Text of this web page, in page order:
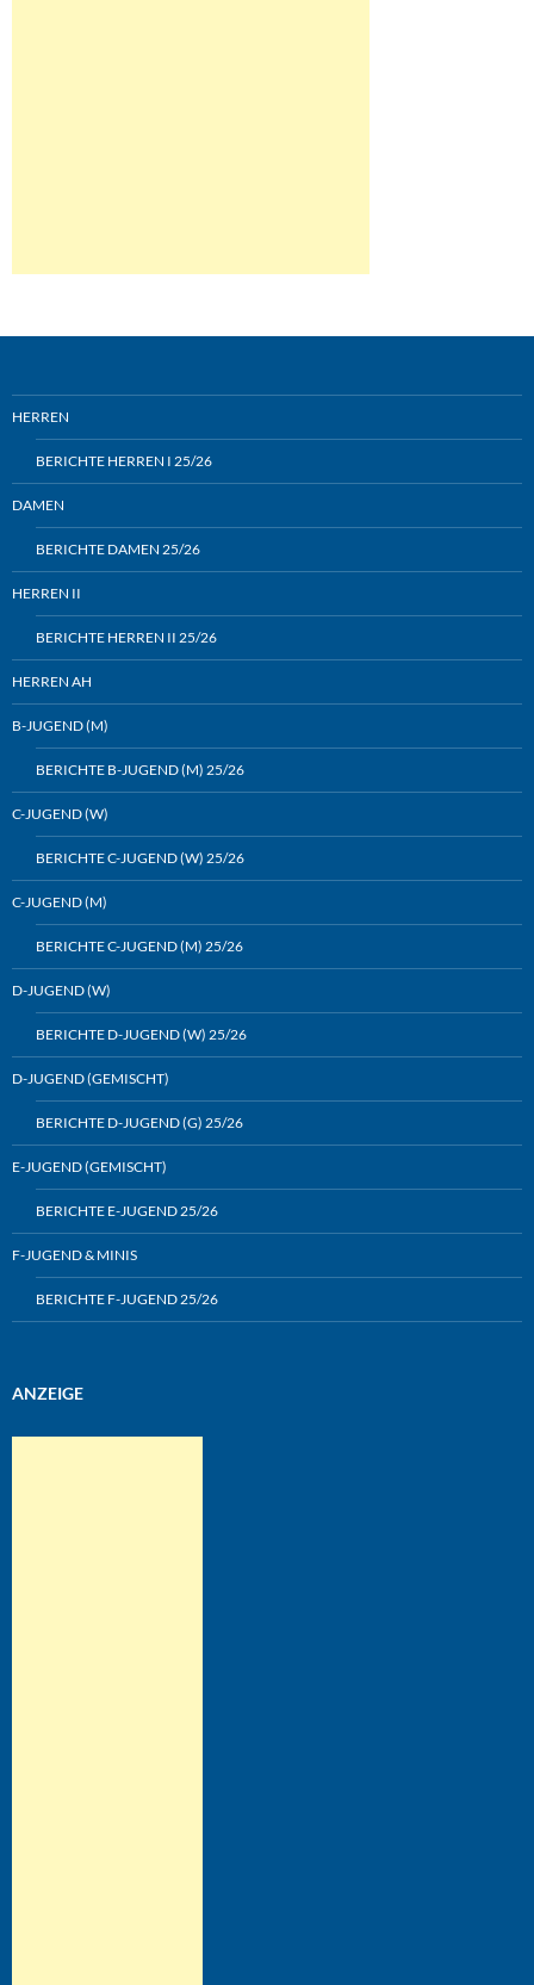
HERREN
BERICHTE HERREN I 25/26
DAMEN
BERICHTE DAMEN 25/26
HERREN II
BERICHTE HERREN II 25/26
HERREN AH
B-JUGEND (M)
BERICHTE B-JUGEND (M) 25/26
C-JUGEND (W)
BERICHTE C-JUGEND (W) 25/26
C-JUGEND (M)
BERICHTE C-JUGEND (M) 25/26
D-JUGEND (W)
BERICHTE D-JUGEND (W) 25/26
D-JUGEND (GEMISCHT)
BERICHTE D-JUGEND (G) 25/26
E-JUGEND (GEMISCHT)
BERICHTE E-JUGEND 25/26
F-JUGEND & MINIS
BERICHTE F-JUGEND 25/26
ANZEIGE